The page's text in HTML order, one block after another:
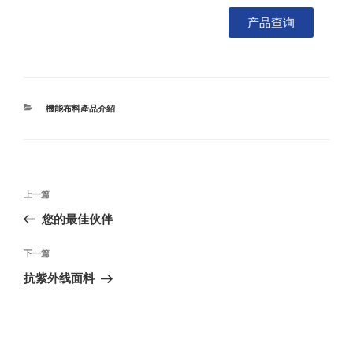
产品查询
機能布料產品介紹
上一篇
您的最佳伙伴
下一篇
抗紫外线面料